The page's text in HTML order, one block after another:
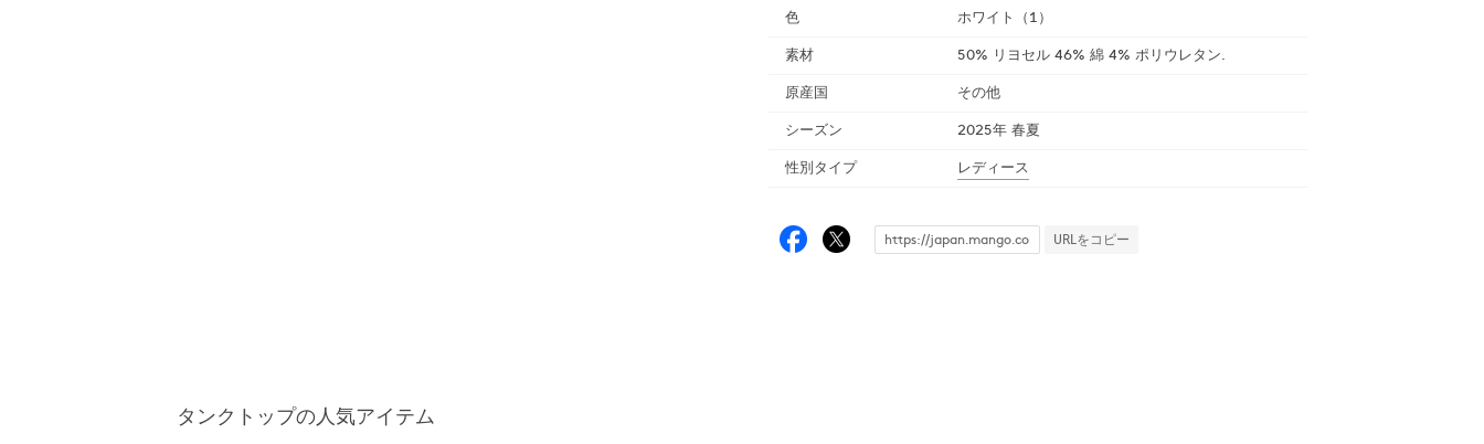
色
ホワイト（1）
素材
50% リヨセル 46% 綿 4% ポリウレタン.
原産国
その他
シーズン
2025年 春夏
性別タイプ
レディース
URLをコピー
タンクトップの人気アイテム